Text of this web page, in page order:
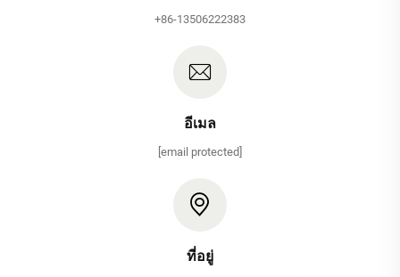
+86-13506222383
อีเมล
[email protected]
ที่อยู่